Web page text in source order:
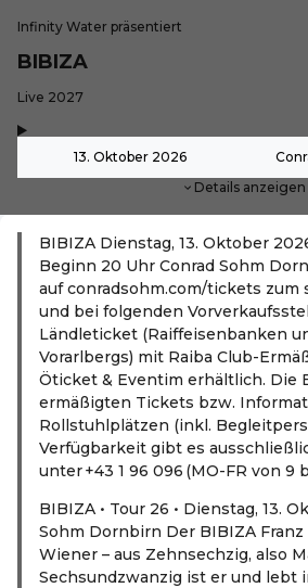
Infinity Water präsentiert
BIBIZA
-Live 2027
13. Oktober 2026
Details anzeigen
BIBIZA Dienstag, 13. Oktober
Beginn 20 Uhr Conrad Sohm
auf conradsohm.com/tickets zum
und bei folgenden
Ländleticket (Raiffeisenbanken
Vorarlbergs) mit Raiba Club-
Öticket & Eventim erhältlich. Die
ermäßigten Tickets bzw.
Rollstuhlplätzen (inkl.
Verfügbarkeit gibt es
unter +43 1 96 096 (MO-FR von 9
BIBIZA • Tour 26 • Dienstag, 13.
Sohm Dornbirn Der BIBIZA
Wiener – aus Zehnsechzig, also
Sechsundzwanzig ist er und lebt